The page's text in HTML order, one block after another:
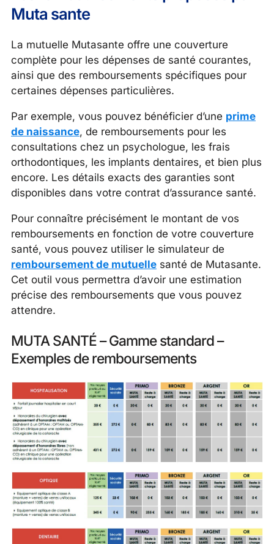
Muta sante
La mutuelle Mutasante offre une couverture
complète pour les dépenses de santé courantes,
ainsi que des remboursements spécifiques pour
certaines dépenses particulières.
Par exemple, vous pouvez bénéficier d’une prime
de naissance, de remboursements pour les
consultations chez un psychologue, les frais
orthodontiques, les implants dentaires, et bien plus
encore. Les détails exacts des garanties sont
disponibles dans votre contrat d’assurance santé.
Pour connaître précisément le montant de vos
remboursements en fonction de votre couverture
santé, vous pouvez utiliser le simulateur de
remboursement de mutuelle santé de Mutasante.
Cet outil vous permettra d’avoir une estimation
précise des remboursements que vous pouvez
attendre.
MUTA SANTÉ – Gamme standard –
Exemples de remboursements